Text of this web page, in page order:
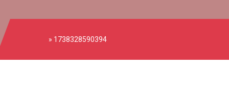
» 1738328590394